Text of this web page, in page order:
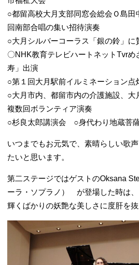
○都留高校大月支部同窓会総会Ｏ島
回南部合唱の集い招待演奏
○大月シルバーコーラス「銀の鈴」に
〇NHK教育テレビハートネットTvrめ
寿」出演
○第１回大月駅前イルミネーション
○大月市内、都留市内の介護施設、大
複数回ボランティア演奏
○杉良太郎講演会 ○身代わり地蔵菩薩
いつまでもお元気で、素晴らしい歌
たいと思います。
第二ステージではゲストのOksana
ーラ・ソプラノ） が登場した時は、
輝くばかりの妖艶な美しさに度肝を抜